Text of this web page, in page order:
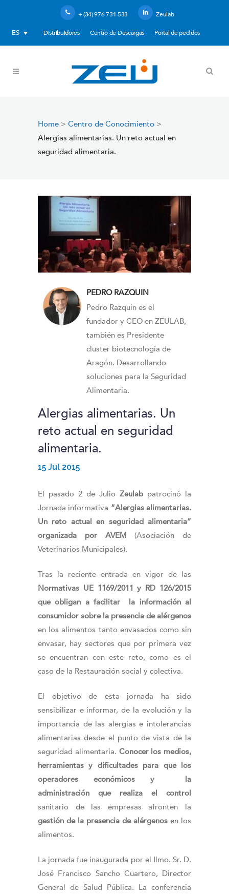
+ (34) 976 731 533 Zeulab
ES Distribuidores Centro de Descargas Portal de pedidos
Home > Centro de Conocimiento >
Alergias alimentarias. Un reto actual en
seguridad alimentaria.
PEDRO RAZQUIN
Pedro Razquin es el
fundador y CEO en ZEULAB,
también es Presidente
cluster biotecnología de
Aragón. Desarrollando
soluciones para la Seguridad
Alimentaria.
Alergias alimentarias. Un
reto actual en seguridad
alimentaria.
15 Jul 2015
El pasado 2 de Julio Zeulab patrocinó la
Jornada informativa “Alergias alimentarias.
Un reto actual en seguridad alimentaria”
organizada por AVEM (Asociación de
Veterinarios Municipales).
Tras la reciente entrada en vigor de las
Normativas UE 1169/2011 y RD 126/2015
que obligan a facilitar la información al
consumidor sobre la presencia de alérgenos
en los alimentos tanto envasados como sin
envasar, hay sectores que por primera vez
se encuentran con este reto, como es el
caso de la Restauración social y colectiva.
El objetivo de esta jornada ha sido
sensibilizar e informar, de la evolución y la
importancia de las alergias e intolerancias
alimentarias desde el punto de vista de la
seguridad alimentaria. Conocer los medios,
herramientas y dificultades para que los
operadores económicos y la
administración que realiza el control
sanitario de las empresas afronten la
gestión de la presencia de alérgenos en los
alimentos.
La jornada fue inaugurada por el Ilmo. Sr. D.
José Francisco Sancho Cuartero, Director
General de Salud Pública. La conferencia